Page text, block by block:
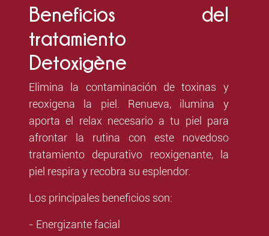
Beneficios del
tratamiento
Detoxigène
Elimina la contaminación de toxinas y
reoxigena la piel. Renueva, ilumina y
aporta el relax necesario a tu piel para
afrontar la rutina con este novedoso
tratamiento depurativo reoxigenante, la
piel respira y recobra su esplendor.
Los principales beneficios son:
- Energizante facial